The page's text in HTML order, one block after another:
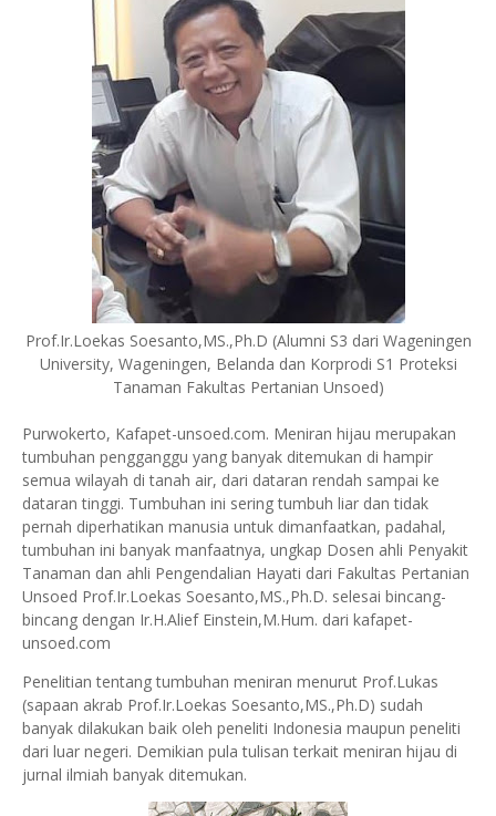
Prof.Ir.Loekas Soesanto,MS.,Ph.D (Alumni S3 dari Wageningen
University, Wageningen, Belanda dan Korprodi S1 Proteksi
Tanaman Fakultas Pertanian Unsoed)
Purwokerto, Kafapet-unsoed.com. Meniran hijau merupakan
tumbuhan pengganggu yang banyak ditemukan di hampir
semua wilayah di tanah air, dari dataran rendah sampai ke
dataran tinggi. Tumbuhan ini sering tumbuh liar dan tidak
pernah diperhatikan manusia untuk dimanfaatkan, padahal,
tumbuhan ini banyak manfaatnya, ungkap Dosen ahli Penyakit
Tanaman dan ahli Pengendalian Hayati dari Fakultas Pertanian
Unsoed Prof.Ir.Loekas Soesanto,MS.,Ph.D. selesai bincang-
bincang dengan Ir.H.Alief Einstein,M.Hum. dari kafapet-
unsoed.com
Penelitian tentang tumbuhan meniran menurut Prof.Lukas
(sapaan akrab Prof.Ir.Loekas Soesanto,MS.,Ph.D) sudah
banyak dilakukan baik oleh peneliti Indonesia maupun peneliti
dari luar negeri. Demikian pula tulisan terkait meniran hijau di
jurnal ilmiah banyak ditemukan.